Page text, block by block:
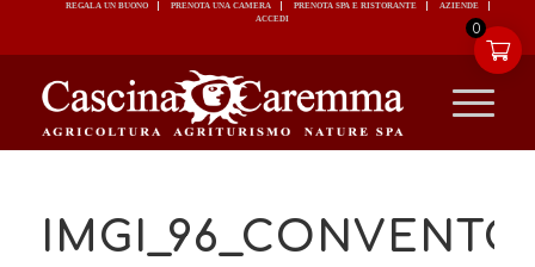
0
REGALA UN BUONO PRENOTA UNA CAMERA PRENOTA SPA E RISTORANTE